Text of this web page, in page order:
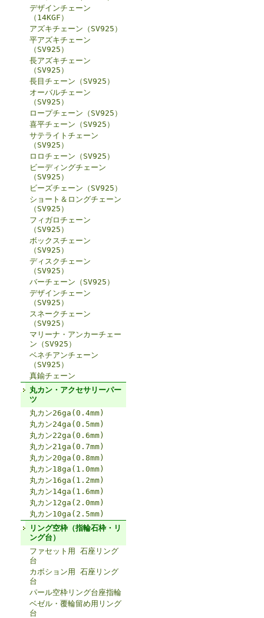
デザインチェーン
（14KGF）
アズキチェーン（SV925）
平アズキチェーン
（SV925）
長アズキチェーン
（SV925）
長目チェーン（SV925）
オーバルチェーン
（SV925）
ロープチェーン（SV925）
喜平チェーン（SV925）
サテライトチェーン
（SV925）
ロロチェーン（SV925）
ビーディングチェーン
（SV925）
ビーズチェーン（SV925）
ショート＆ロングチェーン
（SV925）
フィガロチェーン
（SV925）
ボックスチェーン
（SV925）
ディスクチェーン
（SV925）
バーチェーン（SV925）
デザインチェーン
（SV925）
スネークチェーン
（SV925）
マリーナ・アンカーチェー
ン（SV925）
ベネチアンチェーン
（SV925）
真鍮チェーン
丸カン・アクセサリーパー
ツ
丸カン26ga(0.4mm)
丸カン24ga(0.5mm)
丸カン22ga(0.6mm)
丸カン21ga(0.7mm)
丸カン20ga(0.8mm)
丸カン18ga(1.0mm)
丸カン16ga(1.2mm)
丸カン14ga(1.6mm)
丸カン12ga(2.0mm)
丸カン10ga(2.5mm)
リング空枠（指輪石枠・リ
ング台）
ファセット用 石座リング
台
カボション用 石座リング
台
パール空枠リング台座指輪
ベゼル・覆輪留め用リング
台